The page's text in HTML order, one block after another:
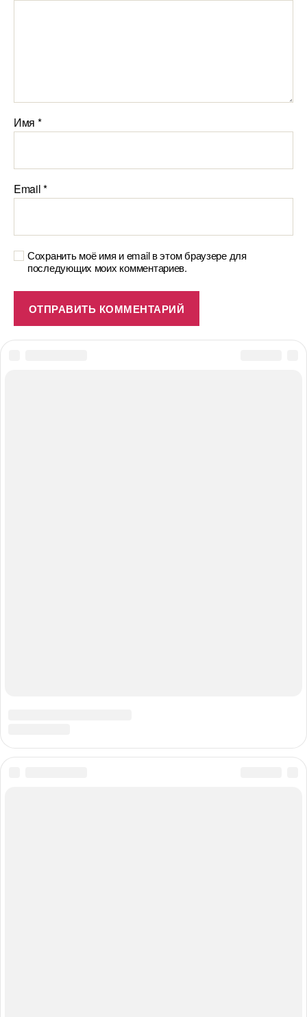
Имя *
Email*
Сохранить моё имя и email в этом браузере для
последующих моих комментариев.